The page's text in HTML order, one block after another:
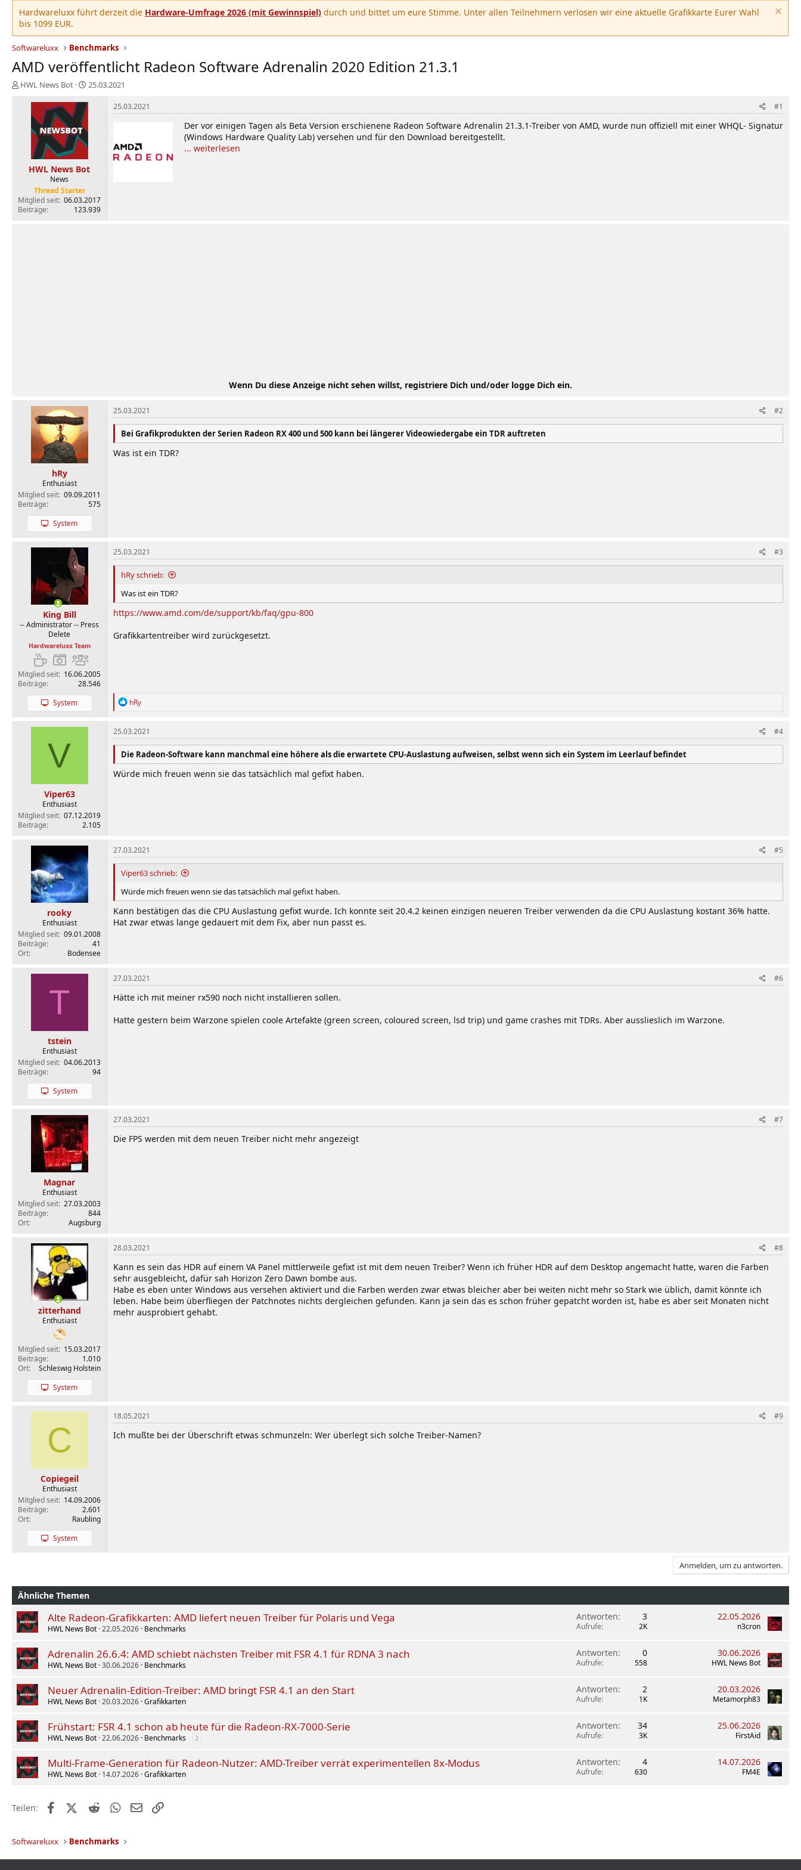
Hardwareluxx führt derzeit die Hardware-Umfrage 2026 (mit Gewinnspiel) durch und bittet um eure Stimme. Unter allen Teilnehmern verlosen wir eine aktuelle Grafikkarte Eurer Wahl
bis 1099 EUR.
Softwareluxx Benchmarks
AMD veröffentlicht Radeon Software Adrenalin 2020 Edition 21.3.1
E
HWL News Bot
E
s
l
t
a
25.03.2021
HWL News Bot
News
Thread Starter
Mitglied seit 06.03.2017
Beiträge
123.939
25.03.2021 #1
Der vor einigen Tagen als Beta Version erschienene Radeon Software Adrenalin 21.3.1-Treiber von AMD, wurde nun offiziell mit einer WHQL- Signatur
(Windows Hardware Quality Lab) versehen und für den Download bereitgestellt.
... weiterlesen
Wenn Du diese Anzeige nicht sehen willst, registriere Dich und/oder logge Dich ein.
hRy
Enthusiast
Mitglied seit 09.09.2011
Beiträge
575
System
25.03.2021 #2
Bei Grafikprodukten der Serien Radeon RX 400 und 500 kann bei längerer Videowiedergabe ein TDR auftreten
Was ist ein TDR?
King Bill
-- Administrator -- Press
Delete
Hardwareluxx Team
Mitglied seit 16.06.2005
Beiträge
28.546
System
25.03.2021 #3
hRy schrieb:
Was ist ein TDR?
https://www.amd.com/de/support/kb/faq/gpu-800
Grafikkartentreiber wird zurückgesetzt.
R
k
t
i
o
e
hRy
V
Viper63
Enthusiast
Mitglied seit 07.12.2019
Beiträge
2.105
25.03.2021 #4
Die Radeon-Software kann manchmal eine höhere als die erwartete CPU-Auslastung aufweisen, selbst wenn sich ein System im Leerlauf befindet
Würde mich freuen wenn sie das tatsächlich mal gefixt haben.
rooky
Enthusiast
Mitglied seit 09.01.2008
Beiträge
41
Ort
Bodensee
27.03.2021 #5
Viper63 schrieb:
Würde mich freuen wenn sie das tatsächlich mal gefixt haben.
Kann bestätigen das die CPU Auslastung gefixt wurde. Ich konnte seit 20.4.2 keinen einzigen neueren Treiber verwenden da die CPU Auslastung kostant 36% hatte.
Hat zwar etwas lange gedauert mit dem Fix, aber nun passt es.
T
tstein
Enthusiast
Mitglied seit 04.06.2013
Beiträge
94
System
27.03.2021 #6
Hätte ich mit meiner rx590 noch nicht installieren sollen.
Hatte gestern beim Warzone spielen coole Artefakte (green screen, coloured screen, lsd trip) und game crashes mit TDRs. Aber ausslieslich im Warzone.
Magnar
Enthusiast
Mitglied seit 27.03.2003
Beiträge
844
Ort
Augsburg
27.03.2021 #7
Die FPS werden mit dem neuen Treiber nicht mehr angezeigt
zitterhand
Enthusiast
Mitglied seit 15.03.2017
Beiträge
1.010
Ort
Schleswig Holstein
System
28.03.2021 #8
Kann es sein das HDR auf einem VA Panel mittlerweile gefixt ist mit dem neuen Treiber? Wenn ich früher HDR auf dem Desktop angemacht hatte, waren die Farben
sehr ausgebleicht, dafür sah Horizon Zero Dawn bombe aus.
Habe es eben unter Windows aus versehen aktiviert und die Farben werden zwar etwas bleicher aber bei weiten nicht mehr so Stark wie üblich, damit könnte ich
leben. Habe beim überfliegen der Patchnotes nichts dergleichen gefunden. Kann ja sein das es schon früher gepatcht worden ist, habe es aber seit Monaten nicht
mehr ausprobiert gehabt.
C
Copiegeil
Enthusiast
Mitglied seit 14.09.2006
Beiträge
2.601
Ort
Raubling
System
18.05.2021 #9
Ich mußte bei der Überschrift etwas schmunzeln: Wer überlegt sich solche Treiber-Namen?
Anmelden, um zu antworten.
Ähnliche Themen
Alte Radeon-Grafikkarten: AMD liefert neuen Treiber für Polaris und Vega
HWL News Bot 22.05.2026 Benchmarks
Antworten 3
Aufrufe 2K
22.05.2026
n3cron
Adrenalin 26.6.4: AMD schiebt nächsten Treiber mit FSR 4.1 für RDNA 3 nach
HWL News Bot 30.06.2026 Benchmarks
Antworten 0
Aufrufe 558
30.06.2026
HWL News Bot
Neuer Adrenalin-Edition-Treiber: AMD bringt FSR 4.1 an den Start
HWL News Bot 20.03.2026 Grafikkarten
Antworten 2
Aufrufe 1K
20.03.2026
Metamorph83
Frühstart: FSR 4.1 schon ab heute für die Radeon-RX-7000-Serie
HWL News Bot 22.06.2026 Benchmarks 2
Antworten 34
Aufrufe 3K
25.06.2026
FirstAid
Multi-Frame-Generation für Radeon-Nutzer: AMD-Treiber verrät experimentellen 8x-Modus
HWL News Bot 14.07.2026 Grafikkarten
Antworten 4
Aufrufe 630
14.07.2026
FM4E
Teilen: FacebookX (Twitter)
Reddit WhatsApp
E-Mail
Softwareluxx Benchmarks